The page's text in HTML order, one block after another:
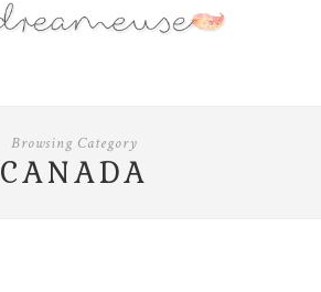
Browsing Category
CANADA